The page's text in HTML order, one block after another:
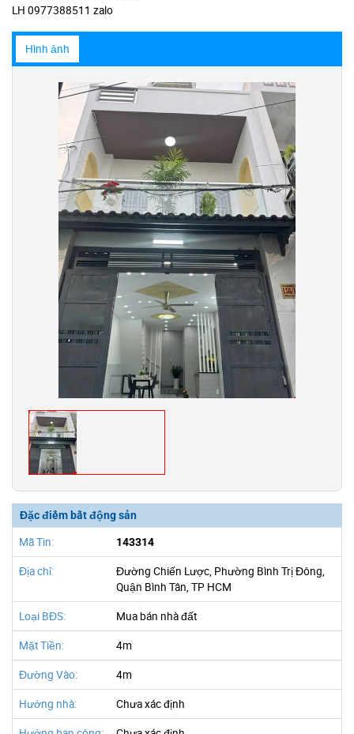
LH 0977388511 zalo
Hình ảnh
Đặc điểm bất động sản
Mã Tin: 143314
Địa chỉ:
Đường Chiến Lược, Phường Bình Trị Đông,
Quận Bình Tân, TP HCM
Loại BĐS: Mua bán nhà đất
Mặt Tiền: 4m
Đường Vào: 4m
Hướng nhà: Chưa xác định